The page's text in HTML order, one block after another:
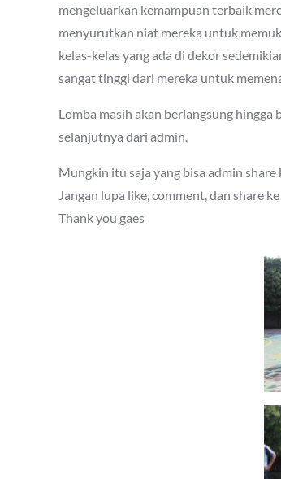
mengeluarkan kemampuan terbaik
menyurutkan niat mereka untuk
kelas-kelas yang ada di dekor
sangat tinggi dari mereka untuk
Lomba masih akan berlangsung
selanjutnya dari admin.
Mungkin itu saja yang bisa admin
Jangan lupa like, comment, dan share
Thank you gaes